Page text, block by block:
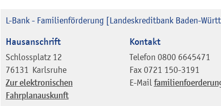
L-Bank - Familienförderung [Landeskreditbank Baden-
Hausanschrift
Schlossplatz 12
76131 Karlsruhe
Zur elektronischen
Fahrplanauskunft
Kontakt
Telefon 0800 6645471
Fax 0721 150-3191
E-Mail